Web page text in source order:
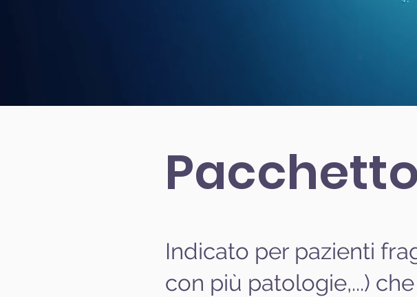
Indicato per pazienti
con più patologie,...)